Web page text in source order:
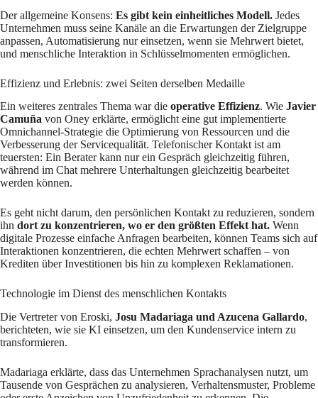
Der allgemeine Konsens: Es gibt kein einheitliches Modell. Jedes
Unternehmen muss seine Kanäle an die Erwartungen der Zielgruppe
anpassen, Automatisierung nur einsetzen, wenn sie Mehrwert bietet,
und menschliche Interaktion in Schlüsselmomenten ermöglichen.
Effizienz und Erlebnis: zwei Seiten derselben Medaille
Ein weiteres zentrales Thema war die operative Effizienz. Wie Javier
Camuña von Oney erklärte, ermöglicht eine gut implementierte
Omnichannel-Strategie die Optimierung von Ressourcen und die
Verbesserung der Servicequalität. Telefonischer Kontakt ist am
teuersten: Ein Berater kann nur ein Gespräch gleichzeitig führen,
während im Chat mehrere Unterhaltungen gleichzeitig bearbeitet
werden können.
Es geht nicht darum, den persönlichen Kontakt zu reduzieren, sondern
ihn dort zu konzentrieren, wo er den größten Effekt hat. Wenn
digitale Prozesse einfache Anfragen bearbeiten, können Teams sich auf
Interaktionen konzentrieren, die echten Mehrwert schaffen – von
Krediten über Investitionen bis hin zu komplexen Reklamationen.
Technologie im Dienst des menschlichen Kontakts
Die Vertreter von Eroski, Josu Madariaga und Azucena Gallardo,
berichteten, wie sie KI einsetzen, um den Kundenservice intern zu
transformieren.
Madariaga erklärte, dass das Unternehmen Sprachanalysen nutzt, um
Tausende von Gesprächen zu analysieren, Verhaltensmuster, Probleme